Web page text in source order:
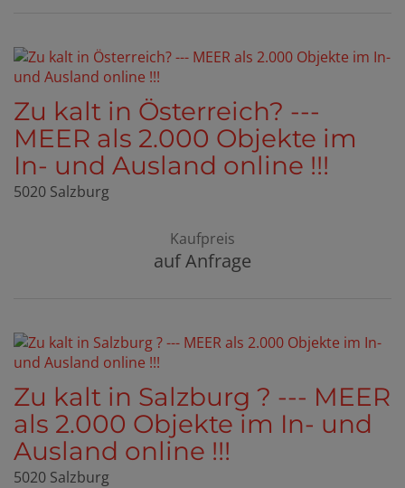
Zu kalt in Österreich? ---
MEER als 2.000 Objekte im
In- und Ausland online !!!
5020 Salzburg
Kaufpreis
auf Anfrage
Zu kalt in Salzburg ? --- MEER
als 2.000 Objekte im In- und
Ausland online !!!
5020 Salzburg